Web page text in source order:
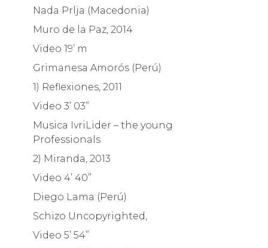
Nada Prlja (Macedonia)
Muro de la Paz, 2014
Video 19’ m
Grimanesa Amorós (Perú)
1) Reflexiones, 2011
Video 3’ 03”
Musica IvriLider – the young
Professionals
2) Miranda, 2013
Video 4’ 40”
Diego Lama (Perú)
Schizo Uncopyrighted,
Video 5’ 54”